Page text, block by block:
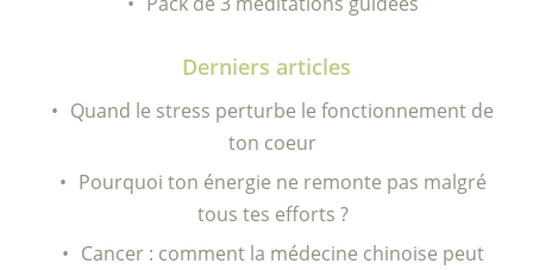
Derniers articles
Quand le stress perturbe le fonctionnement de
ton coeur
Pourquoi ton énergie ne remonte pas malgré
tous tes efforts ?
Cancer : comment la médecine chinoise peut